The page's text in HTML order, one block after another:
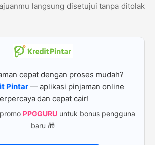
langsung disetujui tanpa ditolak
cepat dengan proses mudah?
Pintar— aplikasi pinjaman online
dan cepat cair!
PPGGURU untuk bonus pengguna
baru 🎁